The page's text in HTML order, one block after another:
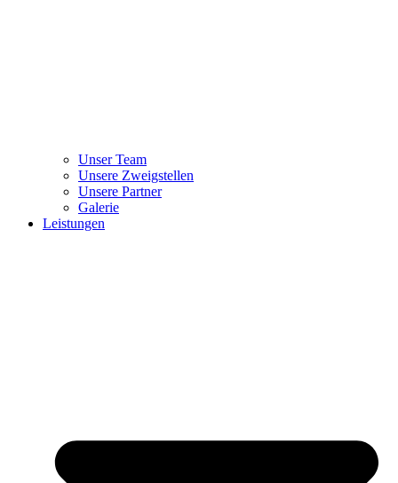
Unser Team
Unsere Zweigstellen
Unsere Partner
Galerie
Leistungen